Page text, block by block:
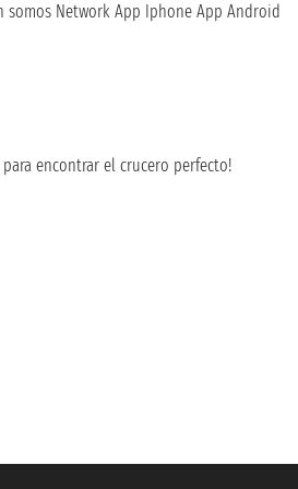
somos Network App Iphone App Android
encontrar el crucero perfecto!